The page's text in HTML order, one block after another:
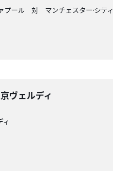
ール 対 マンチェスター·シティ
ヴェルディ